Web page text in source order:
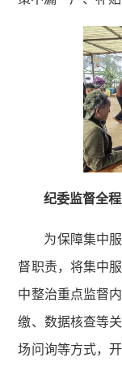
纪委监督全
为保障集中
督职责，将集中
中整治重点监督
缴、数据核查等
场问询等方式，